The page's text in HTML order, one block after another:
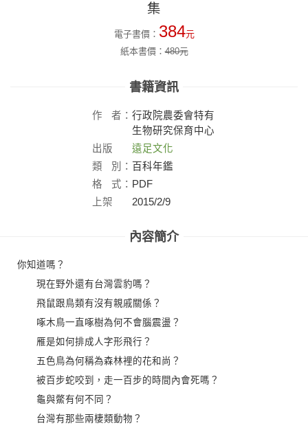
集
電子書價： 384元
紙本書價：480元
書籍資訊
作 者： 行政院農委會特有
生物研究保育中心
出版
社：
遠足文化
類
別： 百科年鑑
格
式： PDF
上架
2015/2/9
內容簡介
你知道嗎？
現在野外還有台灣雲豹嗎？
飛鼠跟鳥類有沒有親戚關係？
啄木鳥一直啄樹為何不會腦震盪？
雁是如何排成人字形飛行？
五色鳥為何稱為森林裡的花和尚？
被百步蛇咬到，走一百步的時間內會死嗎？
龜與鱉有何不同？
台灣有那些兩棲類動物？